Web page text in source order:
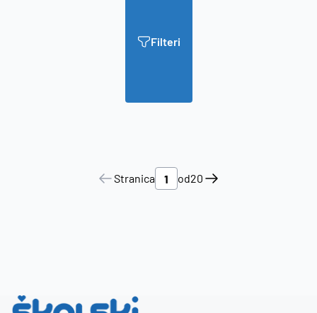
Filteri
Stranica od20